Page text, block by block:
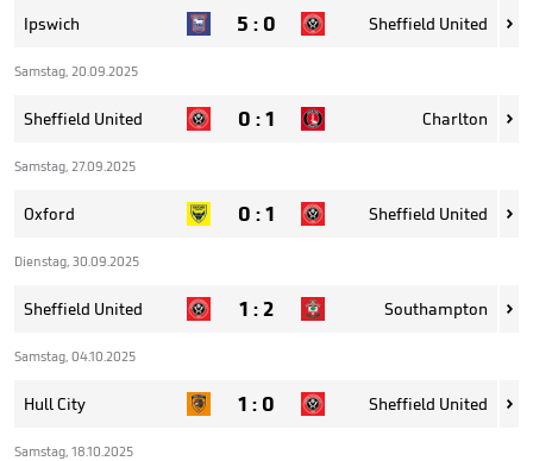
Ipswich 5 : 0 Sheffield United 
Samstag, 20.09.2025
Sheffield United 0 :1 Charlton 
Samstag, 27.09.2025
Oxford 0 :1 Sheffield United 
Dienstag, 30.09.2025
Sheffield United 1 :2 Southampton 
Samstag, 04.10.2025
Hull City 1 : 0 Sheffield United 
Samstag, 18.10.2025